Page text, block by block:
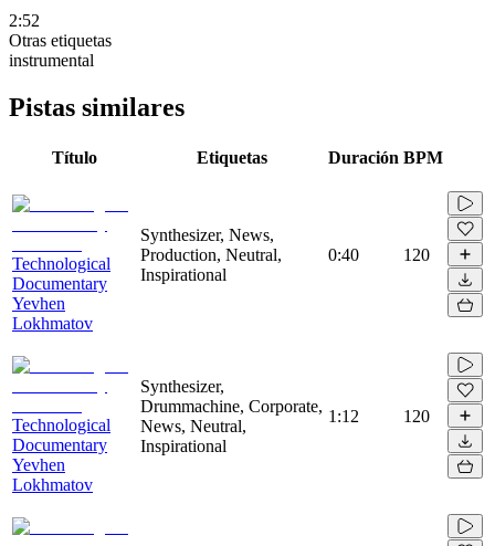
2:52
Otras etiquetas
instrumental
Pistas similares
Título Etiquetas Duración BPM
Technological
Documentary
Yevhen
Lokhmatov
Synthesizer, News,
Production, Neutral,
Inspirational
0:40 120
Technological
Documentary
Yevhen
Lokhmatov
Synthesizer,
Drummachine, Corporate,
News, Neutral,
Inspirational
1:12 120